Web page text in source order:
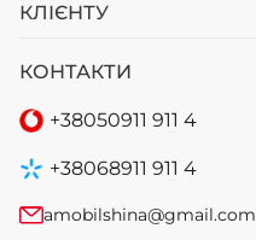
КЛІЄНТУ
КОНТАКТИ
+38050911 911 4
+38068911 911 4
amobilshina@gmail.com